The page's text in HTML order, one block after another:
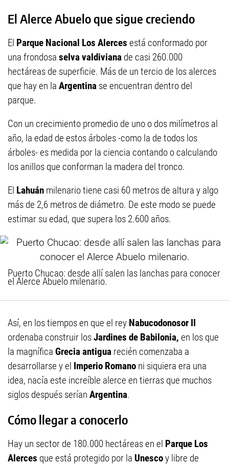
El Alerce Abuelo que sigue creciendo
El Parque Nacional Los Alerces está conformado por
una frondosa selva valdiviana de casi 260.000
hectáreas de superficie. Más de un tercio de los alerces
que hay en la Argentina se encuentran dentro del
parque.
Con un crecimiento promedio de uno o dos milímetros al
año, la edad de estos árboles -como la de todos los
árboles- es medida por la ciencia contando o calculando
los anillos que conforman la madera del tronco.
El Lahuán milenario tiene casi 60 metros de altura y algo
más de 2,6 metros de diámetro. De este modo se puede
estimar su edad, que supera los 2.600 años.
Puerto Chucao: desde allí salen las lanchas para conocer
el Alerce Abuelo milenario.
Así, en los tiempos en que el rey Nabucodonosor II
ordenaba construir losJardines de Babilonia, en los que
la magnífica Grecia antigua recién comenzaba a
desarrollarse y el Imperio Romano ni siquiera era una
idea, nacía este increíble alerce en tierras que muchos
siglos después serían Argentina.
Cómo llegar a conocerlo
Hay un sector de 180.000 hectáreas en el Parque Los
Alerces que está protegido por la Unescoy libre de